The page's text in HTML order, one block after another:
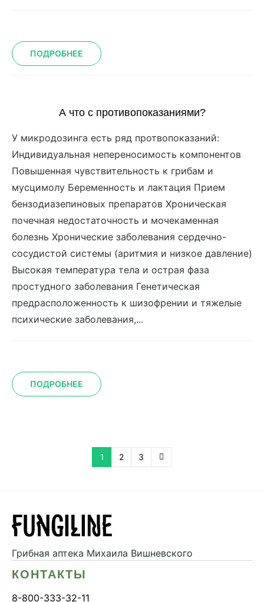
ПОДРОБНЕЕ
А что с противопоказаниями?
У микродозинга есть ряд протвопоказаний:
Индивидуальная непереносимость компонентов
Повышенная чувствительность к грибам и
мусцимолу Беременность и лактация Прием
бензодиазепиновых препаратов Хроническая
почечная недостаточность и мочекаменная
болезнь Хронические заболевания сердечно-
сосудистой системы (аритмия и низкое давление)
Высокая температура тела и острая фаза
простудного заболевания Генетическая
предрасположенность к шизофрении и тяжелые
психические заболевания,...
ПОДРОБНЕЕ
1 2 3
Грибная аптека Михаила Вишневского
КОНТАКТЫ
8-800-333-32-11